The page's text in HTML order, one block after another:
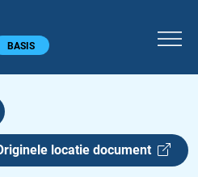
BASIS
locatie document